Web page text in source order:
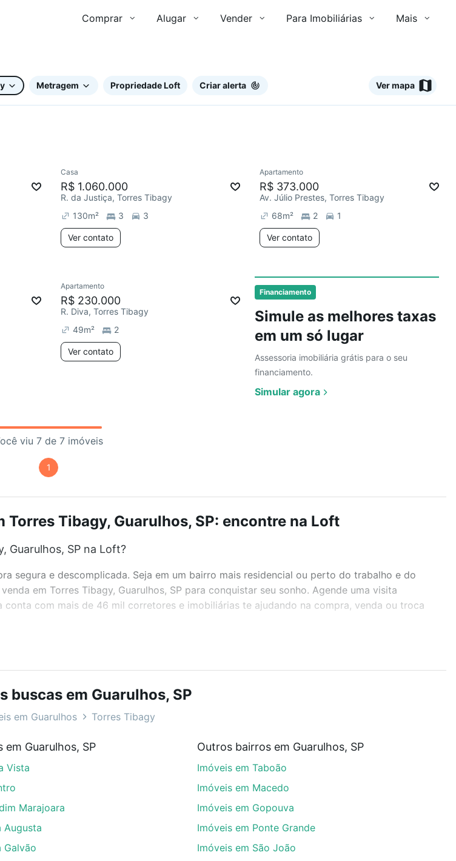
Comprar Alugar Vender Para Imobiliárias Mais
Metragem Propriedade Loft Criar alerta Ver mapa
Financiamento
Simule as melhores taxas
em um só lugar
Assessoria imobiliária grátis para o seu
financiamento.
Simular agora
Casa
R$ 1.060.000
R. da Justiça, Torres Tibagy
130m² 3 3
Ver contato
Redecorar
Apartamento
R$ 373.000
Av. Júlio Prestes, Torres Tibagy
68m² 2 1
Ver contato
Ver
Redecorar
Apartamento
R$ 230.000
R. Diva, Torres Tibagy
49m² 2
Ver contato
viu 7 de 7 imóveis
1
Tibagy, Guarulhos, SP: encontre na Loft
Guarulhos, SP na Loft?
segura e descomplicada. Seja em um bairro mais residencial ou perto do trabalho e do
em Torres Tibagy, Guarulhos, SP para conquistar seu sonho. Agende uma visita
com mais de 46 mil corretores e imobiliárias te ajudando na compra, venda ou troca
favoritos. Você também pode usar os filtros como quantidade de quartos, suítes, com
e comodidades, como piscina, academia, salão de festas ou área verde e encontrar
você na Loft.
em Torres Tibagy, Guarulhos, SP que custam a partir de R$ 0 e com nossas opções
Se ainda tem alguma dúvida dos custos envolvidos no processo de compra, veja em
para comprar o imóvel dos seus sonhos com segurança e conforto. Loft, com você até as
buscas em Guarulhos, SP
em Guarulhos Torres Tibagy
em Guarulhos, SP
Vista
Marajoara
Augusta
Galvão
Outros bairros em Guarulhos, SP
Imóveis em Taboão
Imóveis em Macedo
Imóveis em Gopouva
Imóveis em Ponte Grande
Imóveis em São João